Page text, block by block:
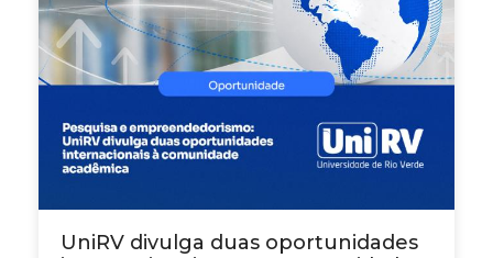
UniRV divulga duas oportunidades